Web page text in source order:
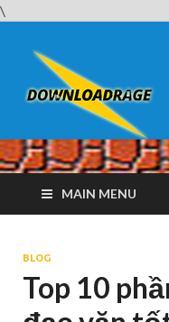
\
MAIN MENU
BLOG
Top 10